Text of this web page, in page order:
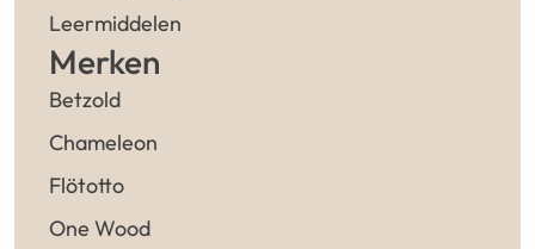
Leermiddelen
Merken
Betzold
Chameleon
Flötotto
One Wood